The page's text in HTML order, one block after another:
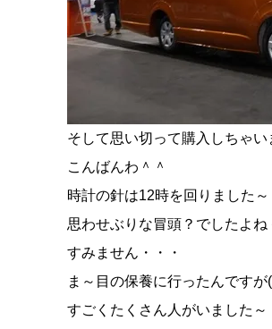
そして思い切って購入しちゃ
こんばんわ＾＾
時計の針は12時を回りました～
思わせぶりな冒頭？でしたよね
すみません・・・
ま～目の保養に行ったんです
すごくたくさん人がいました～